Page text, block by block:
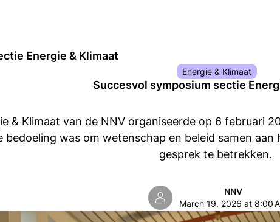
Energie & Klimaat
Energie & Klimaat
Succesvol symposium sectie
& Klimaat van de NNV organiseerde op 6 februari
bedoeling was om wetenschap en beleid samen
gesprek te betrekken.
NNV
March 19, 2026 at 8:00